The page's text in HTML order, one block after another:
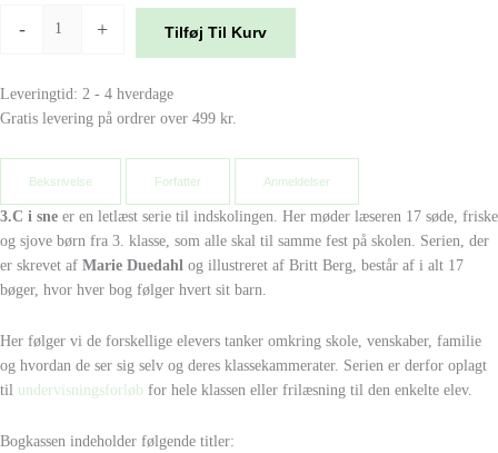
- + Tilføj Til Kurv
Leveringtid: 2 - 4 hverdage
Gratis levering på ordrer over 499 kr.
Beksrivelse Forfatter Anmeldelser
3.C i sne er en letlæst serie til indskolingen. Her møder læseren 17 søde, friske
og sjove børn fra 3. klasse, som alle skal til samme fest på skolen. Serien, der
er skrevet af Marie Duedahl og illustreret af Britt Berg, består af i alt 17
bøger, hvor hver bog følger hvert sit barn.
Her følger vi de forskellige elevers tanker omkring skole, venskaber, familie
og hvordan de ser sig selv og deres klassekammerater. Serien er derfor oplagt
til undervisningsforløb for hele klassen eller frilæsning til den enkelte elev.
Bogkassen indeholder følgende titler: